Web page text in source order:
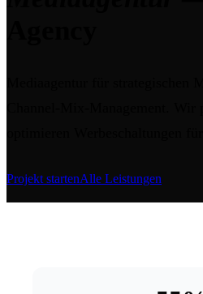
Projekt startenAlle Leistungen